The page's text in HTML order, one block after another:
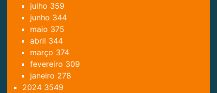
julho 359
junho 344
maio 375
abril 344
março 374
fevereiro 309
janeiro 278
2024 3549